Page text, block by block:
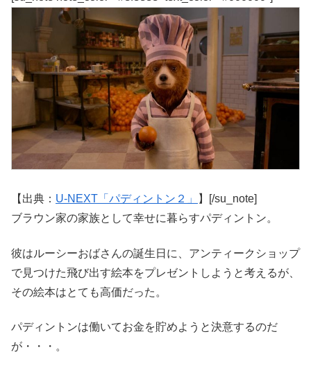
【出典： U-NEXT「パディントン２」
】[/su_note]
ブラウン家の家族として幸せに暮らすパディントン。
彼はルーシーおばさんの誕生日に、アンティークショップ
で見つけた飛び出す絵本をプレゼントしようと考えるが、
その絵本はとても高価だった。
パディントンは働いてお金を貯めようと決意するのだ
が・・・。